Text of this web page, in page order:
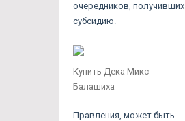
очередников, получивших
субсидию.
Купить Дека Микс
Балашиха
Правления, может быть